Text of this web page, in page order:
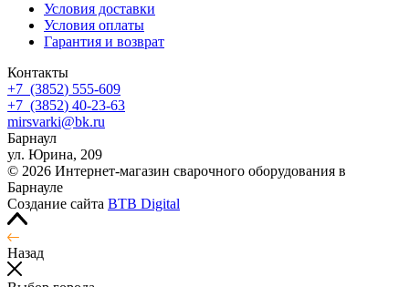
Условия доставки
Условия оплаты
Гарантия и возврат
Контакты
+7 (3852) 555-609
+7 (3852) 40-23-63
mirsvarki@bk.ru
Барнаул
ул. Юрина, 209
© 2026 Интернет-магазин сварочного оборудования в
Барнауле
Создание сайта BTB Digital
Назад